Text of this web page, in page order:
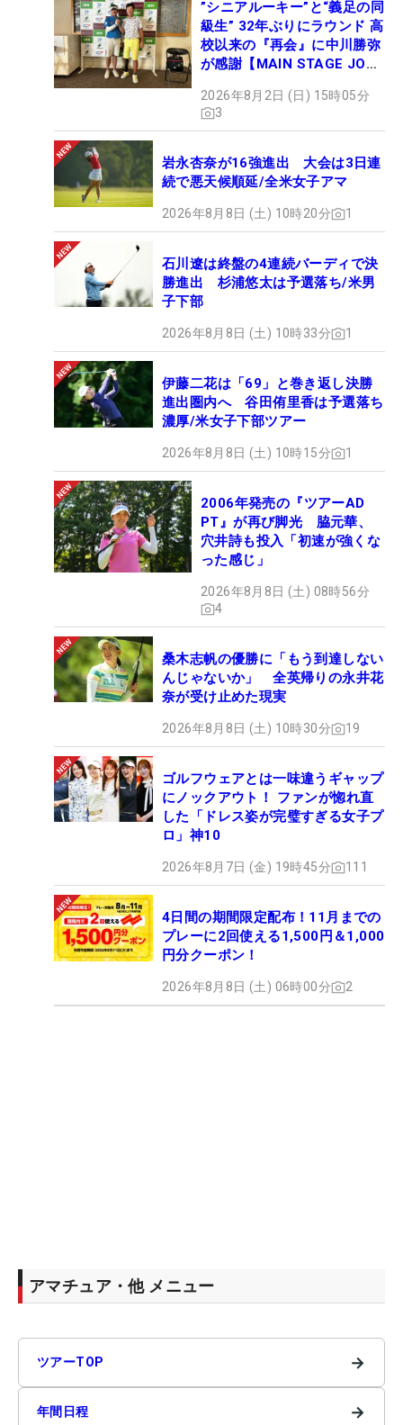
”シニアルーキー”と“義足の同
級生” 32年ぶりにラウンド 高
校以来の『再会』に中川勝弥
が感謝【MAIN STAGE JOYX
2026年8月2日 (日) 15時05分
3
岩永杏奈が16強進出 大会は3日連
続で悪天候順延/全米女子アマ
2026年8月8日 (土) 10時20分 1
石川遼は終盤の4連続バーディで決
勝進出 杉浦悠太は予選落ち/米男
子下部
2026年8月8日 (土) 10時33分 1
伊藤二花は「69」と巻き返し決勝
進出圏内へ 谷田侑里香は予選落ち
濃厚/米女子下部ツアー
2026年8月8日 (土) 10時15分 1
2006年発売の『ツアーAD
PT』が再び脚光 脇元華、
穴井詩も投入「初速が強くな
った感じ」
2026年8月8日 (土) 08時56分
4
桑木志帆の優勝に「もう到達しない
んじゃないか」 全英帰りの永井花
奈が受け止めた現実
2026年8月8日 (土) 10時30分 19
ゴルフウェアとは一味違うギャップ
にノックアウト！ ファンが惚れ直
した「ドレス姿が完璧すぎる女子プ
ロ」神10
2026年8月7日 (金) 19時45分 111
4日間の期間限定配布！11月までの
プレーに2回使える1,500円＆1,000
円分クーポン！
2026年8月8日 (土) 06時00分 2
アマチュア・他 メニュー
ツアーTOP →
年間日程 →